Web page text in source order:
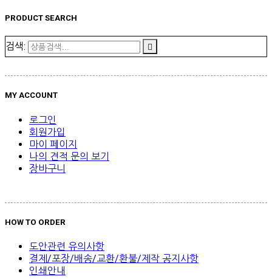
PRODUCT SEARCH
검색:
MY ACCOUNT
로그인
회원가입
마이 페이지
나의 견적 문의 보기
장바구니
HOW TO ORDER
도안관련 유의사항
결제/포장/배송/교환/환불/제작 공지사항
인쇄안내